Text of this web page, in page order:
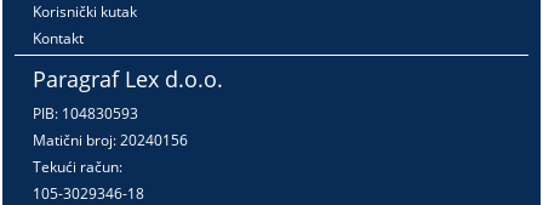
Korisnički kutak
Kontakt
Paragraf Lex d.o.o.
PIB: 104830593
Matični broj: 20240156
Tekući račun:
105-3029346-18